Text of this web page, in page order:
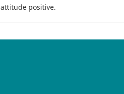
attitude positive.